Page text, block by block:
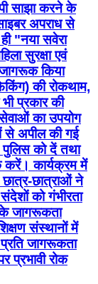
साझा करने के
अपराध से
"नया सवेरा
सुरक्षा एवं
किया
की रोकथाम,
प्रकार की
का उपयोग
से अपील की गई
पुलिस को दें तथा
कार्यक्रम में
छात्र-छात्राओं ने
संदेशों को गंभीरता
जागरूकता
संस्थानों में
जागरूकता
प्रभावी रोक